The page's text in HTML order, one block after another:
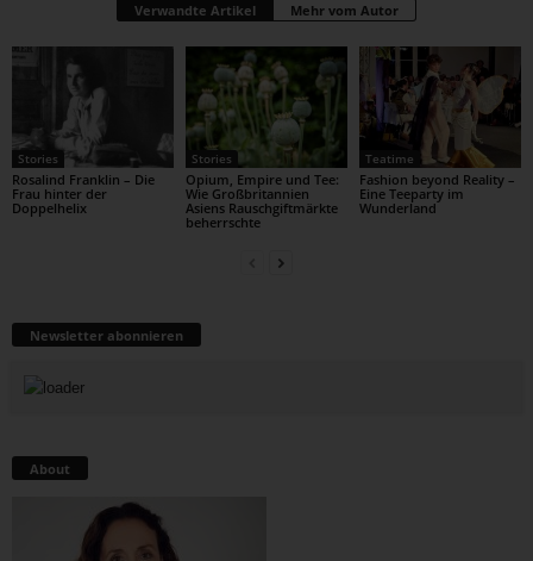
Verwandte Artikel Mehr vom Autor
Stories
Rosalind Franklin – Die
Frau hinter der
Doppelhelix
Stories
Opium, Empire und Tee:
Wie Großbritannien
Asiens Rauschgiftmärkte
beherrschte
Teatime
Fashion beyond Reality –
Eine Teeparty im
Wunderland
Newsletter abonnieren
About